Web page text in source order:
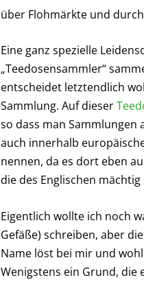
über Flohmärkte und
Eine ganz spezielle
„Teedosensammler“
entscheidet letztendlich
Sammlung. Auf dieser
so dass man Sammlungen
auch innerhalb
nennen, da es dort eben
die des Englischen
Eigentlich wollte ich noch
Gefäße) schreiben, aber
Name löst bei mir und
Wenigstens ein Grund, die